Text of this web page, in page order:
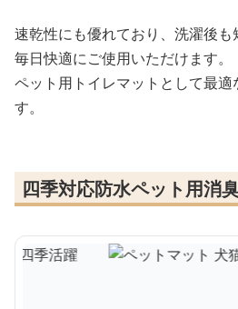
速乾性にも優れており、洗濯後も
毎日快適にご使用いただけます。
ペット用トイレマットとして最
す。
四季対応防水ペット用消